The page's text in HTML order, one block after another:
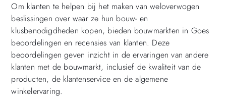
Om klanten te helpen bij het maken van weloverwogen
beslissingen over waar ze hun bouw- en
klusbenodigdheden kopen, bieden bouwmarkten in Goes
beoordelingen en recensies van klanten. Deze
beoordelingen geven inzicht in de ervaringen van andere
klanten met de bouwmarkt, inclusief de kwaliteit van de
producten, de klantenservice en de algemene
winkelervaring.